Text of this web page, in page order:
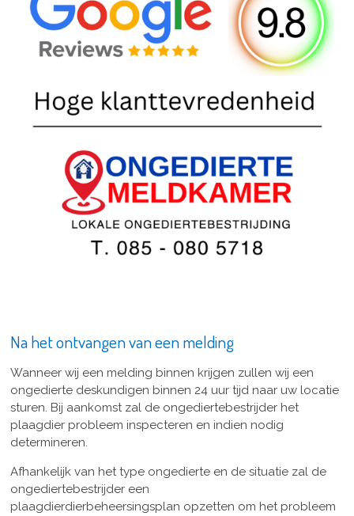
Na het ontvangen van een melding
Wanneer wij een melding binnen krijgen zullen wij een
ongedierte deskundigen binnen 24 uur tijd naar uw locatie
sturen. Bij aankomst zal de ongediertebestrijder het
plaagdier probleem inspecteren en indien nodig
determineren.
Afhankelijk van het type ongedierte en de situatie zal de
ongediertebestrijder een
plaagdierdierbeheersingsplan opzetten om het probleem